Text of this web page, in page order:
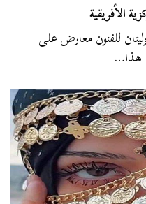
الأفريقية
للفنون معارض على
هذا…